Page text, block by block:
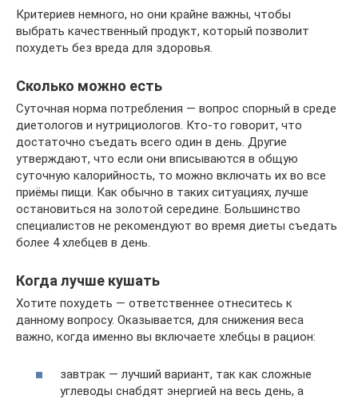
Критериев немного, но они крайне важны, чтобы
выбрать качественный продукт, который позволит
похудеть без вреда для здоровья.
Сколько можно есть
Суточная норма потребления — вопрос спорный в среде
диетологов и нутрициологов. Кто-то говорит, что
достаточно съедать всего один в день. Другие
утверждают, что если они вписываются в общую
суточную калорийность, то можно включать их во все
приёмы пищи. Как обычно в таких ситуациях, лучше
остановиться на золотой середине. Большинство
специалистов не рекомендуют во время диеты съедать
более 4 хлебцев в день.
Когда лучше кушать
Хотите похудеть — ответственнее отнеситесь к
данному вопросу. Оказывается, для снижения веса
важно, когда именно вы включаете хлебцы в рацион:
завтрак — лучший вариант, так как сложные
углеводы снабдят энергией на весь день, а